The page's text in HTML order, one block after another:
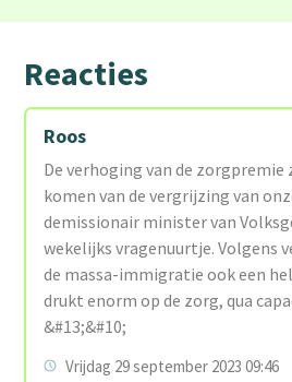
Reacties
Roos
De verhoging van de zorgpremie
komen van de vergrijzing van
demissionair minister van
wekelijks vragenuurtje. Volgens
de massa-immigratie ook een
drukt enorm op de zorg, qua
&#13;&#10;
Vrijdag 29 september 2023 09:46